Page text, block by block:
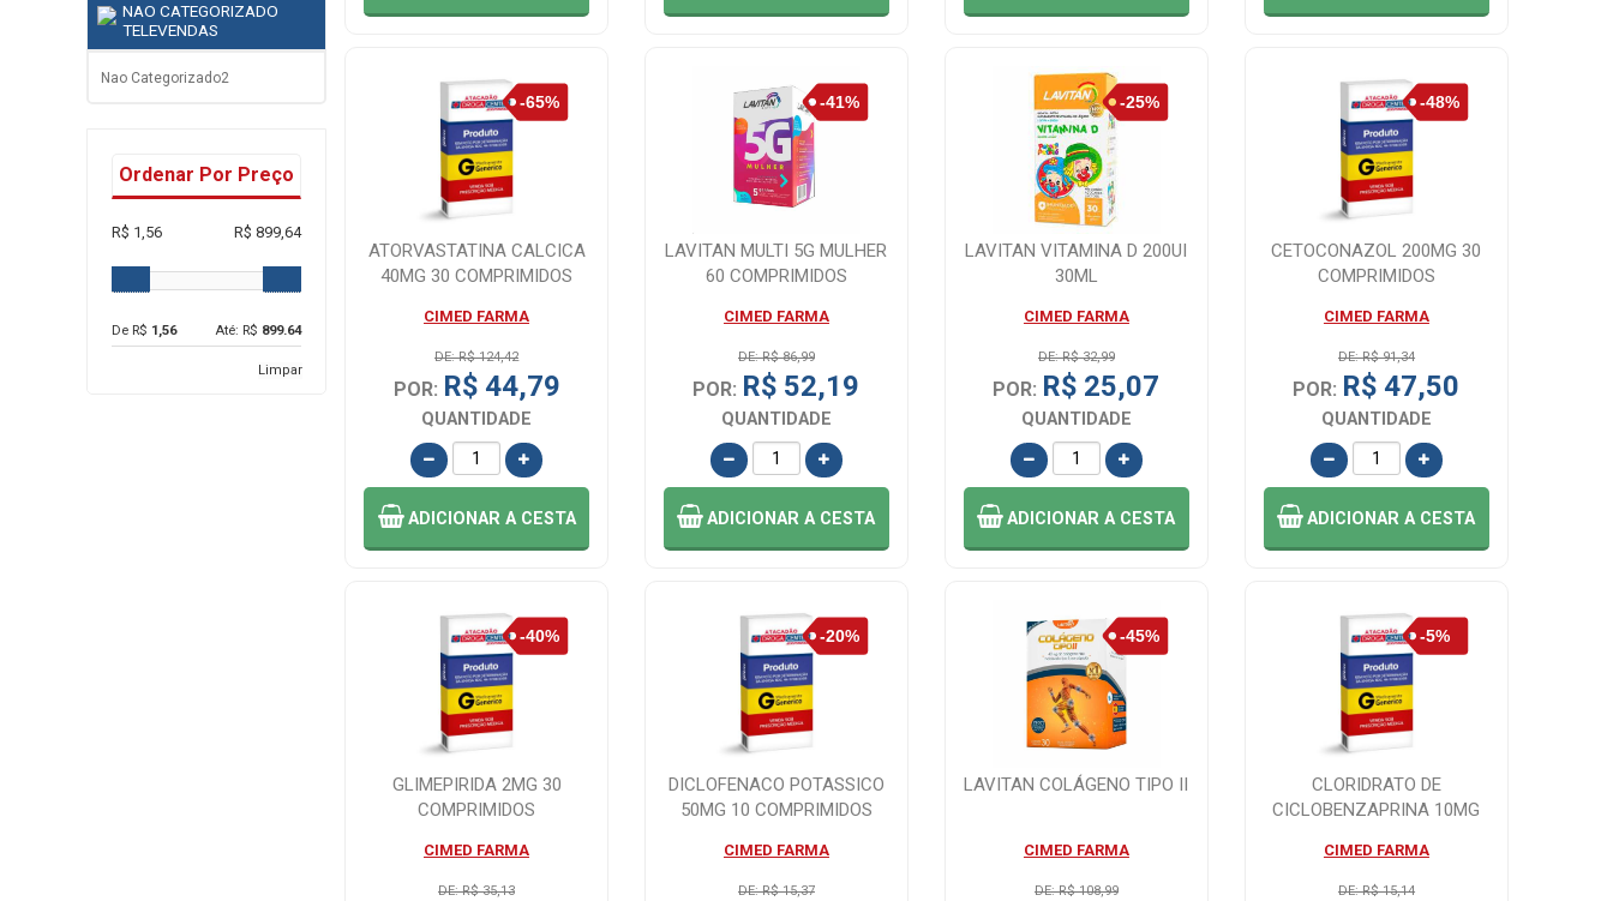
NAO CATEGORIZADO
TELEVENDAS
Nao Categorizado2
Ordenar Por Preço
R$ 1,56 R$ 899,64
De R$ 1,56 Até: R$ 899.64
Limpar
ATORVASTATINA CALCICA
40MG 30 COMPRIMIDOS
CIMED FARMA
DE: R$ 124,42
POR: R$ 44,79
QUANTIDADE
ADICIONAR A CESTA
LAVITAN MULTI 5G MULHER
60 COMPRIMIDOS
CIMED FARMA
DE: R$ 86,99
POR: R$ 52,19
QUANTIDADE
ADICIONARA CESTA
LAVITAN VITAMINA D 200UI
30ML
CIMED FARMA
DE: R$ 32,99
POR: R$ 25,07
QUANTIDADE
ADICIONARA CESTA
CETOCONAZOL 200MG 30
COMPRIMIDOS
CIMED FARMA
DE: R$ 91,34
POR: R$ 47,50
QUANTIDADE
ADICIONARA CESTA
GLIMEPIRIDA 2MG 30
COMPRIMIDOS
CIMED FARMA
DE: R$ 35,13
DICLOFENACO POTASSICO
50MG 10 COMPRIMIDOS
CIMED FARMA
DE: R$ 15,37
LAVITAN COLÁGENO TIPO II
CIMED FARMA
DE: R$ 108,99
CLORIDRATO DE
CICLOBENZAPRINA 10MG
CIMED FARMA
DE: R$ 15,14